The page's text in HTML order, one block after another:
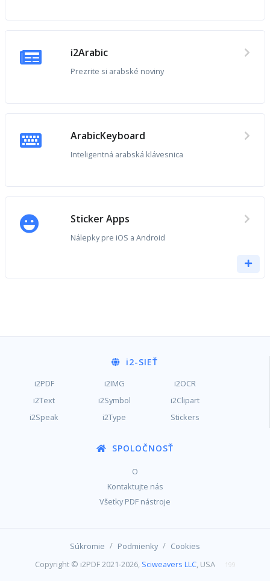
i2Arabic
Prezrite si arabské noviny
ArabicKeyboard
Inteligentná arabská klávesnica
Sticker Apps
Nálepky pre iOS a Android
i2-SIEŤ
i2PDF i2IMG
i2OCR
i2Text
i2Symbol
i2Clipart
i2Speak
i2Type Stickers
SPOLOČNOSŤ
O
Kontaktujte nás
Všetky PDF nástroje
Súkromie / Podmienky / Cookies
Copyright © i2PDF 2021-2026, Sciweavers LLC, USA 199